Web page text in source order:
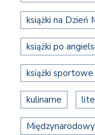
książki na Dzień
książki po
książki sportowe
kulinarne